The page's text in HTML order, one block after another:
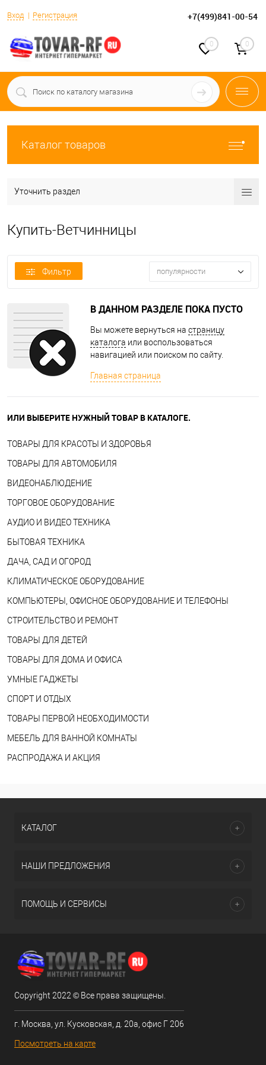
Вход Регистрация +7(499)841-00-54
0 0
Каталог товаров
Уточнить раздел
Купить-Ветчинницы
Фильтр популярности
В ДАННОМ РАЗДЕЛЕ ПОКА ПУСТО
Вы можете вернуться на страницу
каталога или воспользоваться
навигацией или поиском по сайту.
Главная страница
ИЛИ ВЫБЕРИТЕ НУЖНЫЙ ТОВАР В КАТАЛОГЕ.
ТОВАРЫ ДЛЯ КРАСОТЫ И ЗДОРОВЬЯ
ТОВАРЫ ДЛЯ АВТОМОБИЛЯ
ВИДЕОНАБЛЮДЕНИЕ
ТОРГОВОЕ ОБОРУДОВАНИЕ
АУДИО И ВИДЕО ТЕХНИКА
БЫТОВАЯ ТЕХНИКА
ДАЧА, САД И ОГОРОД
КЛИМАТИЧЕСКОЕ ОБОРУДОВАНИЕ
КОМПЬЮТЕРЫ, ОФИСНОЕ ОБОРУДОВАНИЕ И ТЕЛЕФОНЫ
СТРОИТЕЛЬСТВО И РЕМОНТ
ТОВАРЫ ДЛЯ ДЕТЕЙ
ТОВАРЫ ДЛЯ ДОМА И ОФИСА
УМНЫЕ ГАДЖЕТЫ
СПОРТ И ОТДЫХ
ТОВАРЫ ПЕРВОЙ НЕОБХОДИМОСТИ
МЕБЕЛЬ ДЛЯ ВАННОЙ КОМНАТЫ
РАСПРОДАЖА И АКЦИЯ
КАТАЛОГ
НАШИ ПРЕДЛОЖЕНИЯ
ПОМОЩЬ И СЕРВИСЫ
Copyright 2022 © Все права защищены.
г. Москва, ул. Кусковская, д. 20а, офис Г 206
Посмотреть на карте